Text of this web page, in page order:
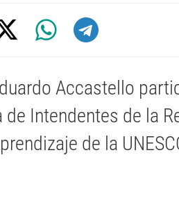
Accastello
de Intendentes de la
de la